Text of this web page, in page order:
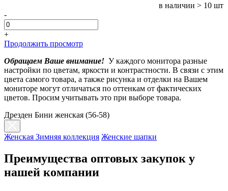
в наличии > 10 шт
-
+
Продолжить просмотр
Обращаем Ваше внимание! У каждого монитора разные
настройки по цветам, яркости и контрастности. В связи с этим
цвета самого товара, а также рисунка и отделки на Вашем
мониторе могут отличаться по оттенкам от фактических
цветов. Просим учитывать это при выборе товара.
Дрезден Бини женская (56-58)
Женская Зимняя коллекция Женские шапки
Преимущества оптовых закупок у
нашей компании